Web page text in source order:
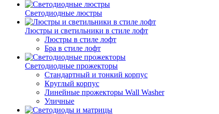
Светодиодные люстры
Люстры и светильники в стиле лофт
Люстры в стиле лофт
Бра в стиле лофт
Светодиодные прожекторы
Стандартный и тонкий корпус
Круглый корпус
Линейные прожекторы Wall Washer
Уличные